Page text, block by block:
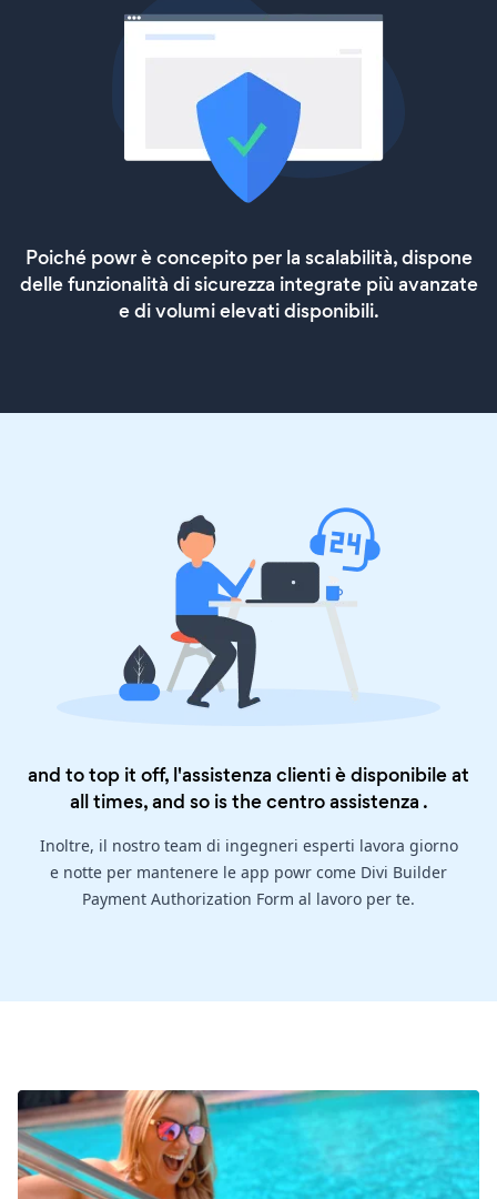
Poiché powr è concepito per la scalabilità, dispone
delle funzionalità di sicurezza integrate più avanzate
e di volumi elevati disponibili.
and to top it off, l'assistenza clienti è disponibile at
all times, and so is thecentro assistenza .
Inoltre, il nostro team di ingegneri esperti lavora giorno
e notte per mantenere le app powr come Divi Builder
Payment Authorization Form al lavoro per te.